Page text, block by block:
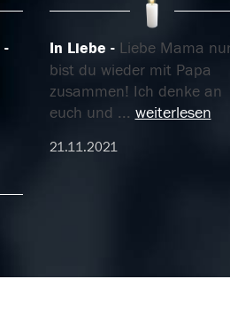
In Liebe
Liebe Mama
bist du wieder mit Papa
zusammen! Ich denke an
euch und ... weiterlesen
21.11.2021